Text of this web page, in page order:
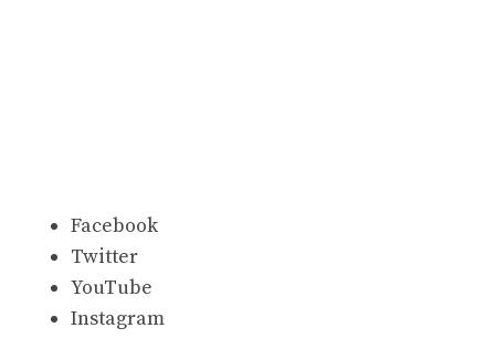
Facebook
Twitter
YouTube
Instagram